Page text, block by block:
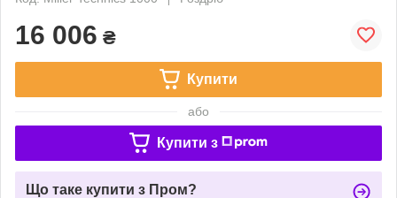
16 006 ₴
Купити
або
Купити з
Що таке купити з Пром?